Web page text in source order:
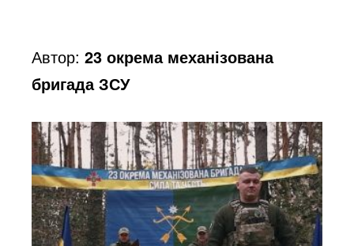
Автор:23 окрема механізована
бригада ЗСУ